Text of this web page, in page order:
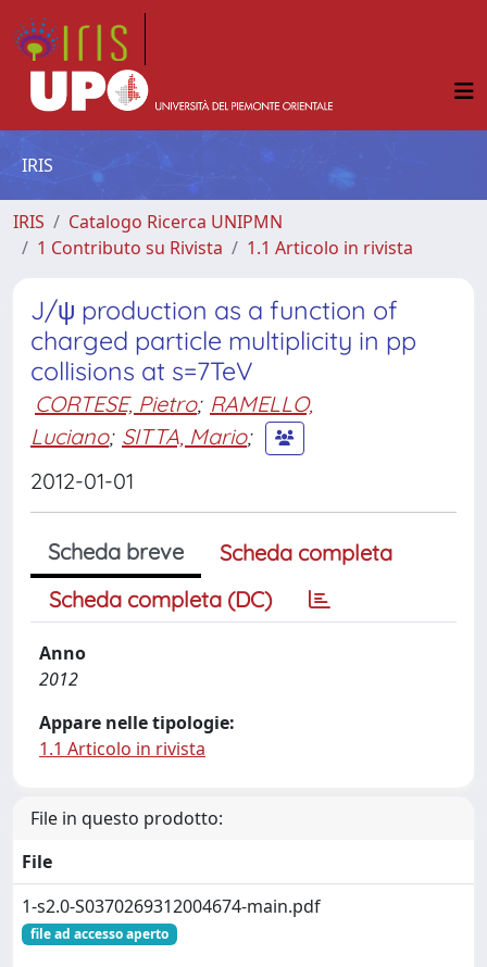
IRIS
IRIS
Catalogo Ricerca UNIPMN
1 Contributo su Rivista
1.1 Articolo in rivista
J/ψ production as a function of
charged particle multiplicity in pp
collisions at s=7TeV
CORTESE, Pietro; RAMELLO,
Luciano; SITTA, Mario;
2012-01-01
Scheda breve
Scheda completa
Scheda completa (DC)
Anno
2012
Appare nelle tipologie:
1.1 Articolo in rivista
File in questo prodotto:
File
1-s2.0-S0370269312004674-main.pdf
file ad accesso aperto